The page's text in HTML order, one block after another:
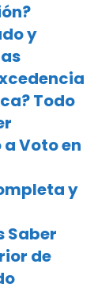
y
Todo
a Voto en
y
Saber
de